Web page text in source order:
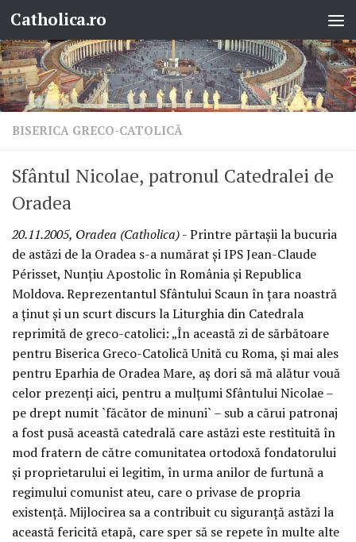
Skip to content
Catholica.ro
BISERICA GRECO-CATOLICĂ
Sfântul Nicolae, patronul Catedralei de
Oradea
20.11.2005, Oradea (Catholica)- Printre părtaşii la bucuria
de astăzi de la Oradea s-a numărat şi IPS Jean-Claude
Périsset, Nunţiu Apostolic în România şi Republica
Moldova. Reprezentantul Sfântului Scaun în ţara noastră
a ţinut şi un scurt discurs la Liturghia din Catedrala
reprimită de greco-catolici: „În această zi de sărbătoare
pentru Biserica Greco-Catolică Unită cu Roma, şi mai ales
pentru Eparhia de Oradea Mare, aş dori să mă alătur vouă
celor prezenţi aici, pentru a mulţumi Sfântului Nicolae –
pe drept numit `făcător de minuni` – sub a cărui patronaj
a fost pusă această catedrală care astăzi este restituită în
mod fratern de către comunitatea ortodoxă fondatorului
şi proprietarului ei legitim, în urma anilor de furtună a
regimului comunist ateu, care o privase de propria
existenţă. Mijlocirea sa a contribuit cu siguranţă astăzi la
această fericită etapă, care sper să se repete în multe alte